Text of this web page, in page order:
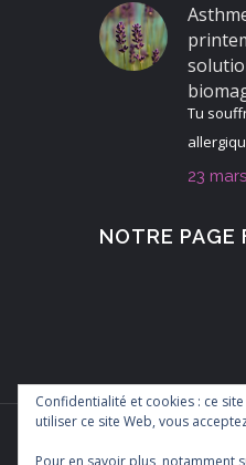
Tu
23
NOTRE PAGE
Confidentialité et cookies : ce
utiliser ce site Web, vous
Pour en savoir plus, notamment